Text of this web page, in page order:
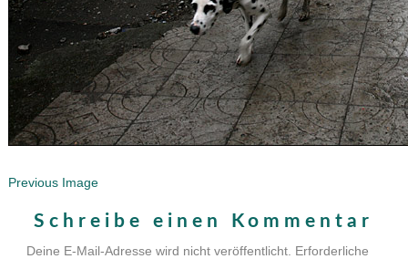
Previous Image
Schreibe einen Kommentar
Deine E-Mail-Adresse wird nicht veröffentlicht. Erforderliche